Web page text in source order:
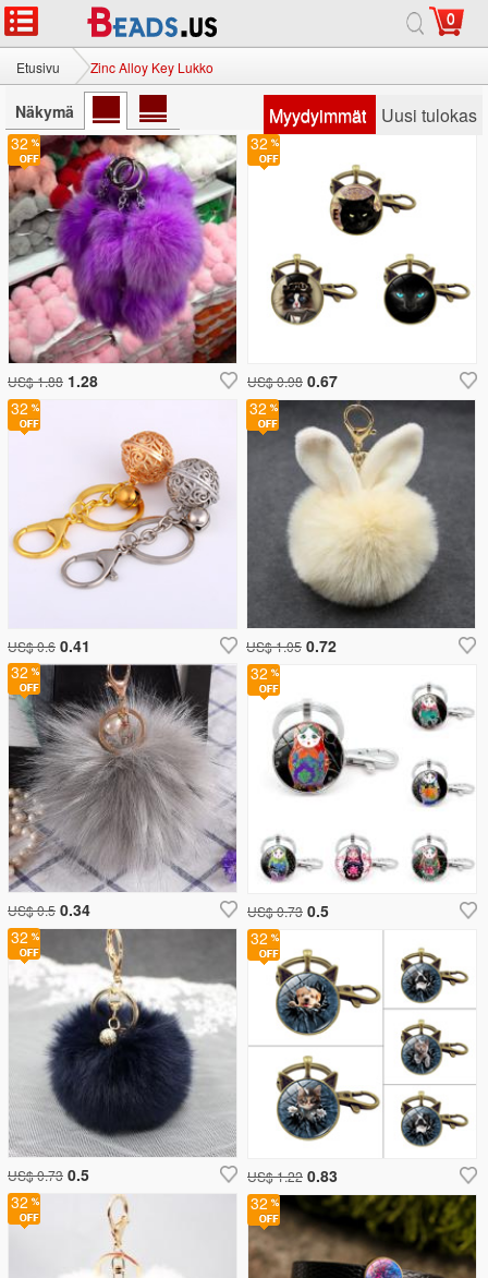
0
Etusivu Zinc Alloy Key Lukko
Näkymä Myydyimmät Uusi tulokas
32
US$ 1.05 0.72
32
US$ 0.5 0.34
32
US$ 0.6 0.41
32
US$ 0.73 0.5
32
32
US$ 1.22 0.83
32
US$ 0.73 0.5
32
32
US$ 1.88 1.28
32
US$ 0.98 0.67